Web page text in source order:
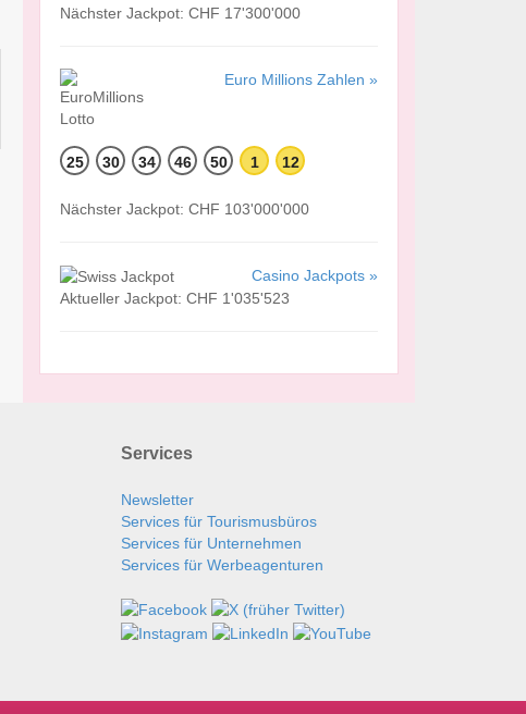
Nächster Jackpot: CHF 17'300'000
Euro Millions Zahlen »
25 30 34 46 50 1 12
Nächster Jackpot: CHF 103'000'000
Casino Jackpots »
Aktueller Jackpot: CHF 1'035'523
Services
Newsletter
Services für Tourismusbüros
Services für Unternehmen
Services für Werbeagenturen